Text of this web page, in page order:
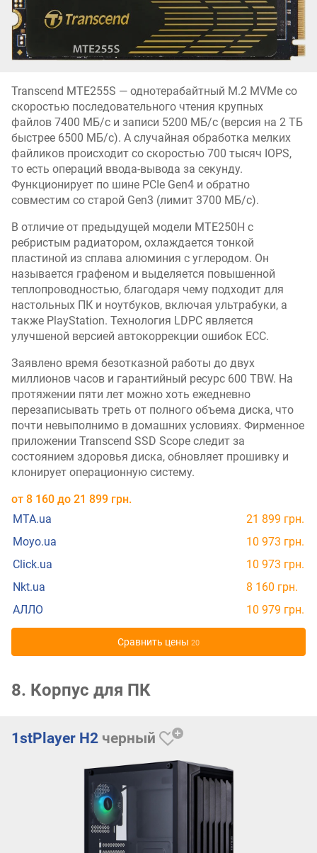
Transcend MTE255S — однотерабайтный M.2 MVMe со
скоростью последовательного чтения крупных
файлов 7400 МБ/с и записи 5200 МБ/с (версия на 2 ТБ
быстрее 6500 МБ/с). А случайная обработка мелких
файликов происходит со скоростью 700 тысяч IOPS,
то есть операций ввода-вывода за секунду.
Функционирует по шине PCIe Gen4 и обратно
совместим со старой Gen3 (лимит 3700 МБ/с).
В отличие от предыдущей модели MTE250H с
ребристым радиатором, охлаждается тонкой
пластиной из сплава алюминия с углеродом. Он
называется графеном и выделяется повышенной
теплопроводностью, благодаря чему подходит для
настольных ПК и ноутбуков, включая ультрабуки, а
также PlayStation. Технология LDPC является
улучшеной версией автокоррекции ошибок ECC.
Заявлено время безотказной работы до двух
миллионов часов и гарантийный ресурс 600 TBW. На
протяжении пяти лет можно хоть ежедневно
перезаписывать треть от полного объема диска, что
почти невыполнимо в домашних условиях. Фирменное
приложении Transcend SSD Scope следит за
состоянием здоровья диска, обновляет прошивку и
клонирует операционную систему.
от 8 160 до 21 899 грн.
MTA.ua
21 899 грн.
Moyo.ua
10 973 грн.
Click.ua
10 973 грн.
Nkt.ua
8 160 грн.
АЛЛО
10 979 грн.
Cравнить цены 20
8. Корпус для ПК
1stPlayer H2 черный